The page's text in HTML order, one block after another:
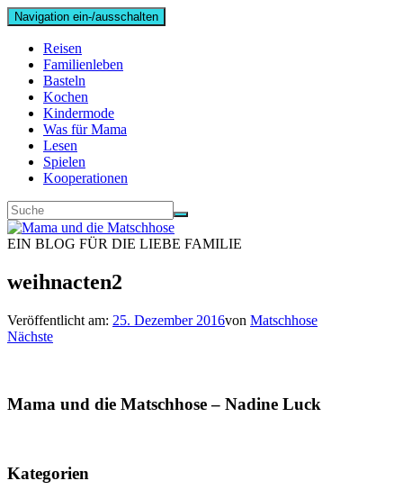
Navigation ein-/ausschalten
Reisen
Familienleben
Basteln
Kochen
Kindermode
Was für Mama
Lesen
Spielen
Kooperationen
EIN BLOG FÜR DIE LIEBE FAMILIE
weihnacten2
Veröffentlicht am: 25. Dezember 2016von Matschhose
Nächste
Mama und die Matschhose – Nadine Luck
Kategorien